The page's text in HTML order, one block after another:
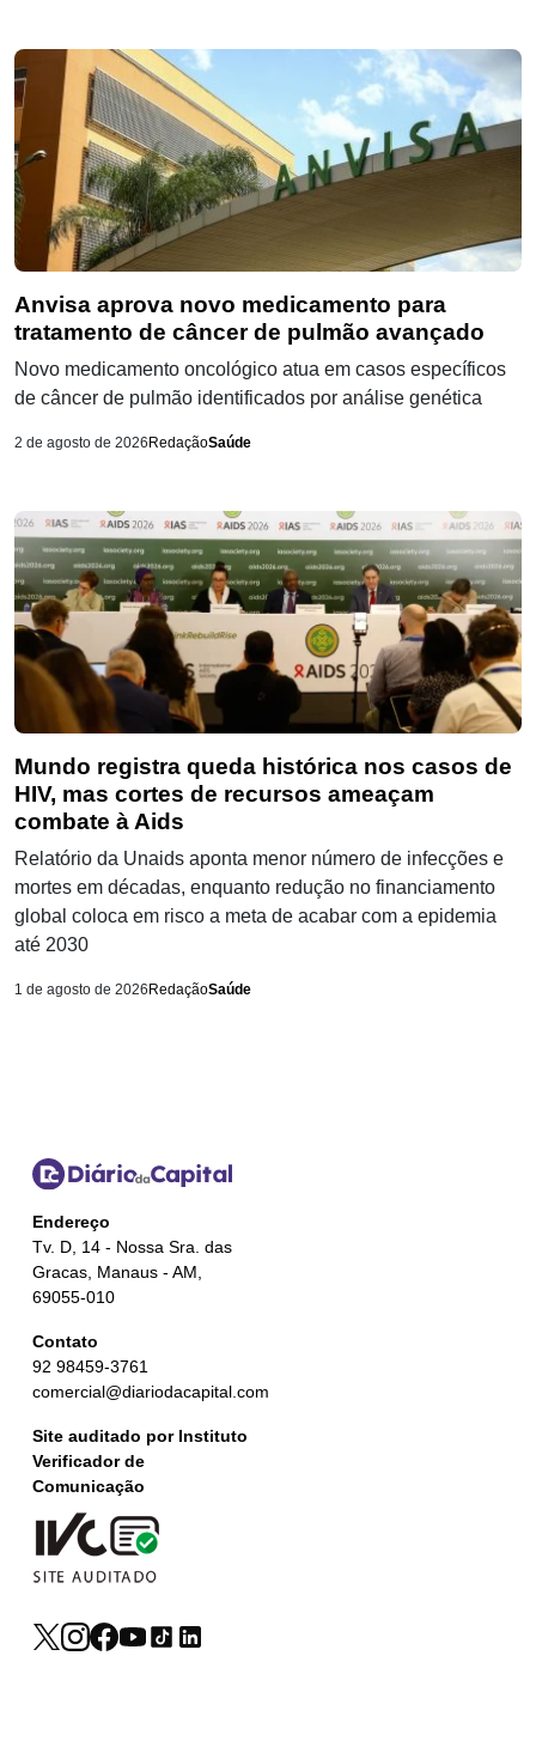
Anvisa aprova novo medicamento para
tratamento de câncer de pulmão avançado
Novo medicamento oncológico atua em casos específicos
de câncer de pulmão identificados por análise genética
2 de agosto de 2026 RedaçãoSaúde
Mundo registra queda histórica nos casos de
HIV, mas cortes de recursos ameaçam
combate à Aids
Relatório da Unaids aponta menor número de infecções e
mortes em décadas, enquanto redução no financiamento
global coloca em risco a meta de acabar com a epidemia
até 2030
1 de agosto de 2026 RedaçãoSaúde
Endereço
Tv. D, 14 - Nossa Sra. das
Gracas, Manaus - AM,
69055-010
Contato
92 98459-3761
comercial@diariodacapital.com
Site auditado por Instituto
Verificador de
Comunicação